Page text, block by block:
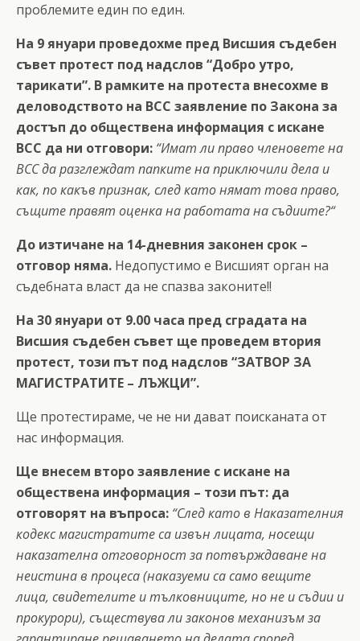
проблемите един по един.
На 9 януари проведохме пред Висшия съдебен
съвет протест под надслов “Добро утро,
тарикати”. В рамките на протеста внесохме в
деловодството на ВСС заявление по Закона за
достъп до обществена информация с искане
ВСС да ни отговори: “Имат ли право членовете на
ВСС да разглеждат папките на приключили дела и
как, по какъв признак, след като нямат това право,
същите правят оценка на работата на съдиите?“
До изтичане на 14-дневния законен срок –
отговор няма. Недопустимо е Висшият орган на
съдебната власт да не спазва законите!!
На 30 януари от 9.00 часа пред сградата на
Висшия съдебен съвет ще проведем втория
протест, този път под надслов “ЗАТВОР ЗА
МАГИСТРАТИТЕ – ЛЪЖЦИ”.
Ще протестираме, че не ни дават поисканата от
нас информация.
Ще внесем второ заявление с искане на
обществена информация – този път: да
отговорят на въпроса: “След като в Наказателния
кодекс магистратите са извън лицата, носещи
наказателна отговорност за потвърждаване на
неистина в процеса (наказуеми са само вещите
лица, свидетелите и тълковниците, но не и съдии и
прокурори), съществува ли законов механизъм за